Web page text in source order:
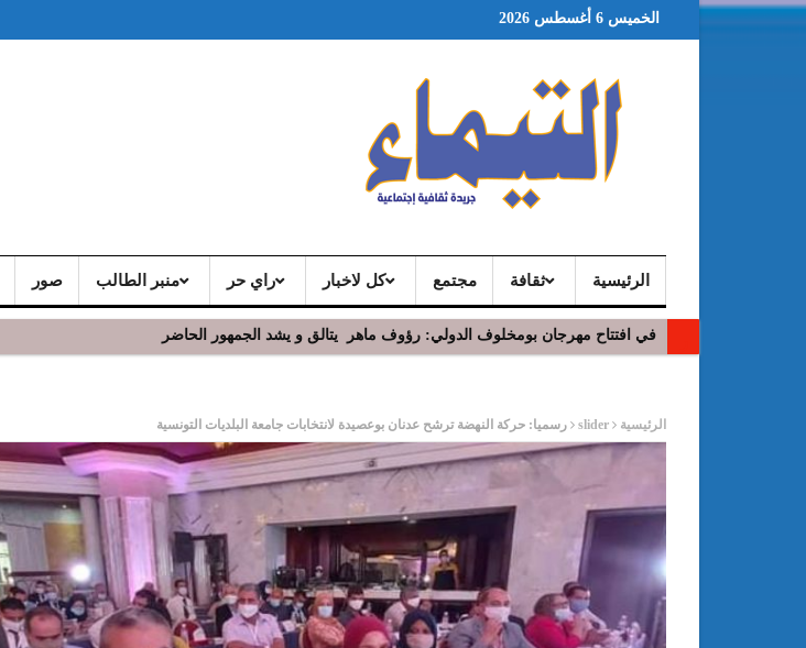
الخميس 6 أغسطس 2026
الرئيسية ثقافة مجتمع كل لاخبار راي حر منبر الطالب صور
في افتتاح مهرجان بومخلوف الدولي: رؤوف ماهر يتالق و يشد الجمهور الحاضر
الرئيسية slider رسميا: حركة النهضة ترشح عدنان بوعصيدة لانتخابات جامعة البلديات التونسية